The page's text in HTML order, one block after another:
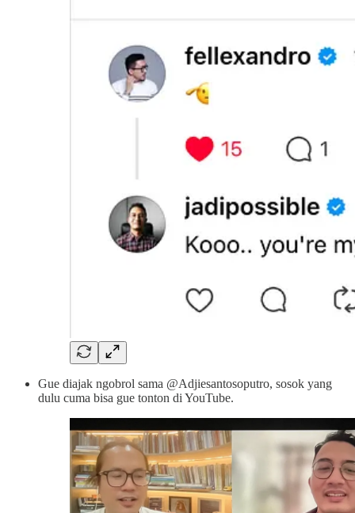
Gue diajak ngobrol sama @Adjiesantosoputro, sosok yang
dulu cuma bisa gue tonton di YouTube.